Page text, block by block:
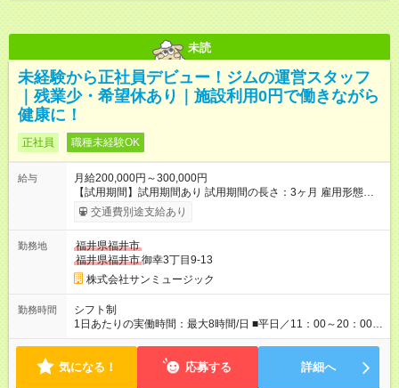
未読
未経験から正社員デビュー！ジムの運営スタッフ
｜残業少・希望休あり｜施設利用0円で働きながら
健康に！
正社員 職種未経験OK
給与
月給200,000円～300,000円
【試用期間】試用期間あり 試用期間の長さ：3ヶ月 雇用形態、
給与は本採用時と同じです。
交通費別途支給あり
勤務地
福井県福井市
福井県福井市御幸3丁目9-13
株式会社サンミュージック
勤務時間
シフト制
1日あたりの実働時間：最大8時間/日 ■平日／11：00～20：00 ■
土日祝／10：00～19：00
気になる！ 応募する 詳細へ